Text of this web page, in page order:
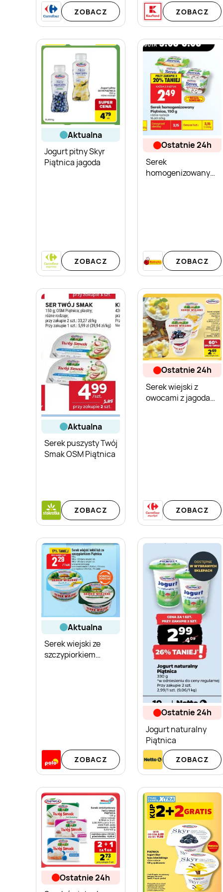
ZOBACZ ZOBACZ
aktualna
Jogurt pitny Skyr
Piątnica jagoda
ZOBACZ
ostatnie 24h
Serek
homogenizowany
ZOBACZ
aktualna
Serek puszysty Twój
Smak OSM Piątnica
ZOBACZ
ostatnie 24h
Serek wiejski z
owocami z jagodami
ZOBACZ
aktualna
Serek wiejski ze
szczypiorkiem
ZOBACZ
ostatnie 24h
Jogurt naturalny
Piątnica
ZOBACZ
ostatnie 24h